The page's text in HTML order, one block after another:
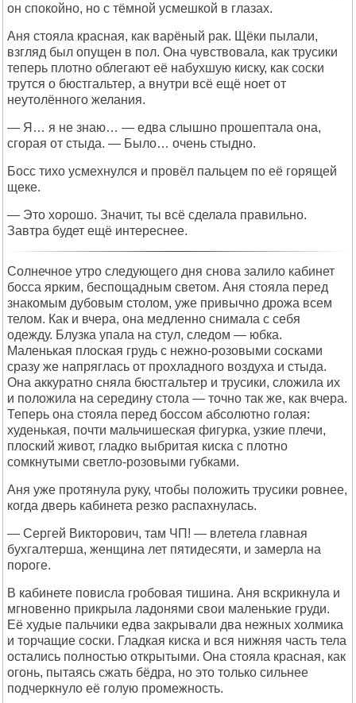
он спокойно, но с тёмной усмешкой в глазах.
Аня стояла красная, как варёный рак. Щёки пылали,
взгляд был опущен в пол. Она чувствовала, как трусики
теперь плотно облегают её набухшую киску, как соски
трутся о бюстгальтер, а внутри всё ещё ноет от
неутолённого желания.
— Я… я не знаю… — едва слышно прошептала она,
сгорая от стыда. — Было… очень стыдно.
Босс тихо усмехнулся и провёл пальцем по её горящей
щеке.
— Это хорошо. Значит, ты всё сделала правильно.
Завтра будет ещё интереснее.
Солнечное утро следующего дня снова залило кабинет
босса ярким, беспощадным светом. Аня стояла перед
знакомым дубовым столом, уже привычно дрожа всем
телом. Как и вчера, она медленно снимала с себя
одежду. Блузка упала на стул, следом — юбка.
Маленькая плоская грудь с нежно-розовыми сосками
сразу же напряглась от прохладного воздуха и стыда.
Она аккуратно сняла бюстгальтер и трусики, сложила их
и положила на середину стола — точно так же, как вчера.
Теперь она стояла перед боссом абсолютно голая:
худенькая, почти мальчишеская фигурка, узкие плечи,
плоский живот, гладко выбритая киска с плотно
сомкнутыми светло-розовыми губками.
Аня уже протянула руку, чтобы положить трусики ровнее,
когда дверь кабинета резко распахнулась.
— Сергей Викторович, там ЧП! — влетела главная
бухгалтерша, женщина лет пятидесяти, и замерла на
пороге.
В кабинете повисла гробовая тишина. Аня вскрикнула и
мгновенно прикрыла ладонями свои маленькие груди.
Её худые пальчики едва закрывали два нежных холмика
и торчащие соски. Гладкая киска и вся нижняя часть тела
остались полностью открытыми. Она стояла красная, как
огонь, пытаясь сжать бёдра, но это только сильнее
подчеркнуло её голую промежность.